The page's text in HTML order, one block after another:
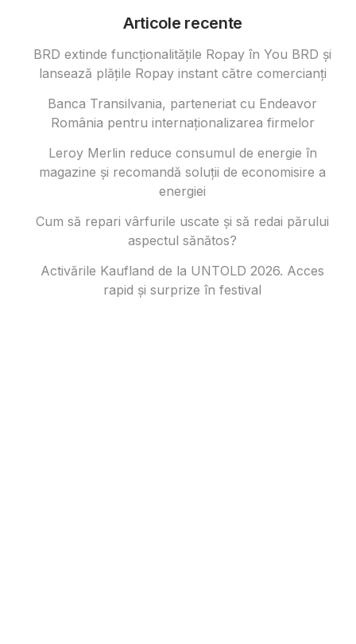
Articole recente
BRD extinde funcționalitățile Ropay în You BRD și
lansează plățile Ropay instant către comercianți
Banca Transilvania, parteneriat cu Endeavor
România pentru internaționalizarea firmelor
Leroy Merlin reduce consumul de energie în
magazine și recomandă soluții de economisire a
energiei
Cum să repari vârfurile uscate și să redai părului
aspectul sănătos?
Activările Kaufland de la UNTOLD 2026. Acces
rapid și surprize în festival